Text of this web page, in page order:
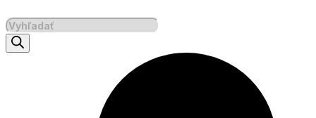
Products
search